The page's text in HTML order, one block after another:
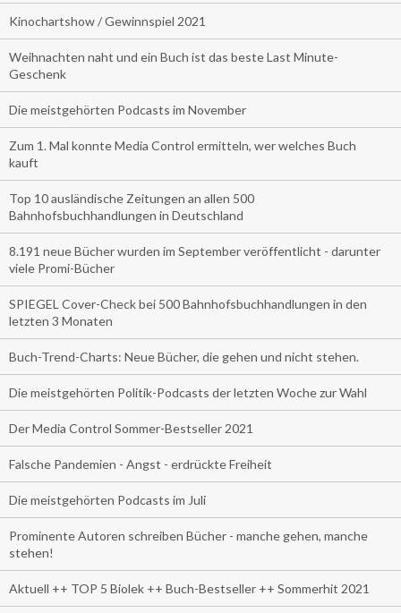
Kinochartshow / Gewinnspiel 2021
Weihnachten naht und ein Buch ist das beste Last Minute-
Geschenk
Die meistgehörten Podcasts im November
Zum 1. Mal konnte Media Control ermitteln, wer welches Buch
kauft
Top 10 ausländische Zeitungen an allen 500
Bahnhofsbuchhandlungen in Deutschland
8.191 neue Bücher wurden im September veröffentlicht - darunter
viele Promi-Bücher
SPIEGEL Cover-Check bei 500 Bahnhofsbuchhandlungen in den
letzten 3 Monaten
Buch-Trend-Charts: Neue Bücher, die gehen und nicht stehen.
Die meistgehörten Politik-Podcasts der letzten Woche zur Wahl
Der Media Control Sommer-Bestseller 2021
Falsche Pandemien - Angst - erdrückte Freiheit
Die meistgehörten Podcasts im Juli
Prominente Autoren schreiben Bücher - manche gehen, manche
stehen!
Aktuell ++ TOP 5 Biolek ++ Buch-Bestseller ++ Sommerhit 2021